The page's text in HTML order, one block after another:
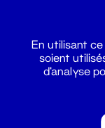
En utilisant
soient
d'analyse